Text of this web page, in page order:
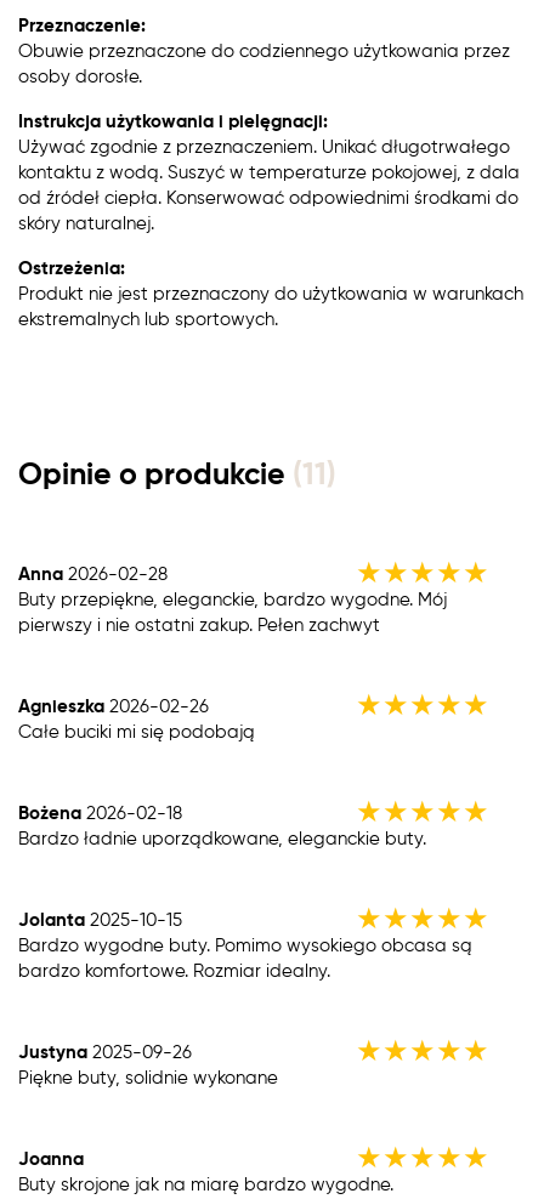
Przeznaczenie:
Obuwie przeznaczone do codziennego użytkowania przez
osoby dorosłe.
Instrukcja użytkowania i pielęgnacji:
Używać zgodnie z przeznaczeniem. Unikać długotrwałego
kontaktu z wodą. Suszyć w temperaturze pokojowej, z dala
od źródeł ciepła. Konserwować odpowiednimi środkami do
skóry naturalnej.
Ostrzeżenia:
Produkt nie jest przeznaczony do użytkowania w warunkach
ekstremalnych lub sportowych.
Opinie o produkcie (11)
Anna 2026-02-28 ★★★★★
Buty przepiękne, eleganckie, bardzo wygodne. Mój
pierwszy i nie ostatni zakup. Pełen zachwyt
Agnieszka 2026-02-26 ★★★★★
Całe buciki mi się podobają
Bożena 2026-02-18 ★★★★★
Bardzo ładnie uporządkowane, eleganckie buty.
Jolanta 2025-10-15 ★★★★★
Bardzo wygodne buty. Pomimo wysokiego obcasa są
bardzo komfortowe. Rozmiar idealny.
Justyna 2025-09-26 ★★★★★
Piękne buty, solidnie wykonane
Joanna ★★★★★
Buty skrojone jak na miarę bardzo wygodne.